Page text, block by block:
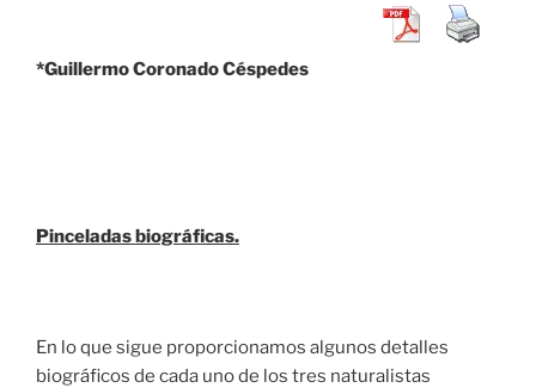
*Guillermo Coronado Céspedes
Pinceladas biográficas.
En lo que sigue proporcionamos algunos detalles
biográficos de cada uno de los tres naturalistas